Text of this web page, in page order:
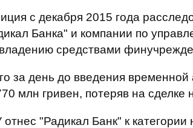
с декабря 2015 года
Банка" и компании по
средствами
за день до введения
млн гривен, потеряв на
"Радикал Банк" к